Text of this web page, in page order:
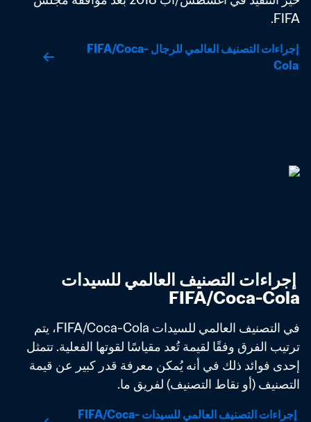
FIFA.
إجراءات التصنيف العالمي للرجال FIFA/Coca-
Cola
FIFA/Coca-Cola
التصنيف (أو نقاط التصنيف) لفريق ما.
إجراءات التصنيف العالمي للسيدات FIFA/Coca-